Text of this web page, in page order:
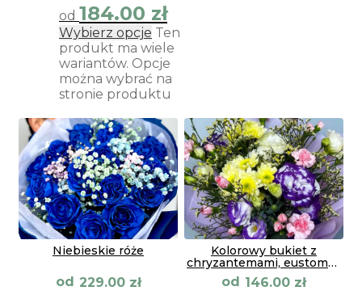
od 184.00 zł
Wybierz opcje Ten
produkt ma wiele
wariantów. Opcje
można wybrać na
stronie produktu
Niebieskie róże
od 229.00 zł
Kolorowy bukiet z
chryzantemami, eustomą i
goździkam
od 146.00 zł